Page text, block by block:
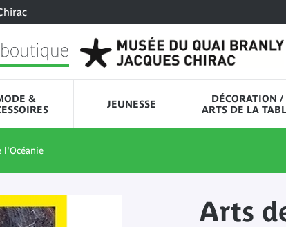
&
JEUNESSE
DÉCORATION /
ARTS DE LA
l'Océanie
Arts